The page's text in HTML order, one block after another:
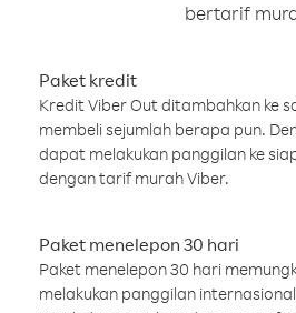
bertarif
Paket kredit
Kredit Viber Out ditambahkan ke
membeli sejumlah berapa pun.
dapat melakukan panggilan ke
dengan tarif murah Viber.
Paket menelepon 30 hari
Paket menelepon 30 hari
melakukan panggilan